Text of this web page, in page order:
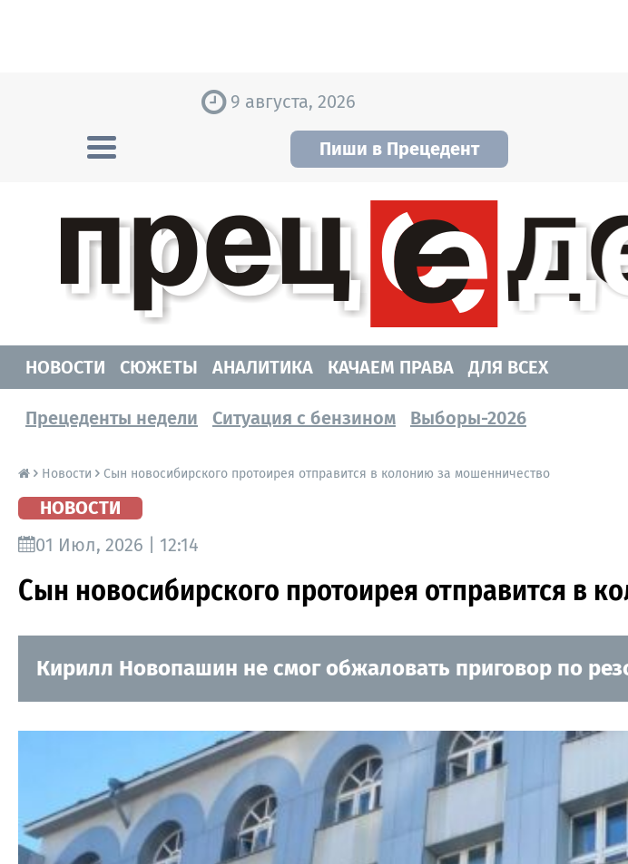
9 августа, 2026
Пиши в Прецедент
НОВОСТИ
СЮЖЕТЫ АНАЛИТИКА КАЧАЕМ ПРАВА ДЛЯ ВСЕХ
Прецеденты недели Ситуация с бензином Выборы-2026
Новости Сын новосибирского протоирея отправится в колонию за мошенничество
НОВОСТИ
01 Июл, 2026 | 12:14
Сын новосибирского протоирея отправится в
Кирилл Новопашин не смог обжаловать приговор по